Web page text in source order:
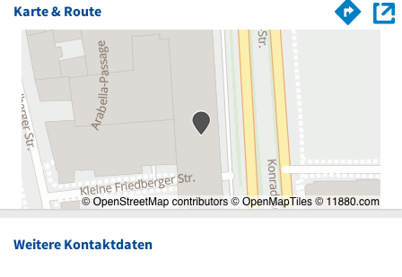
Karte & Route
Weitere Kontaktdaten